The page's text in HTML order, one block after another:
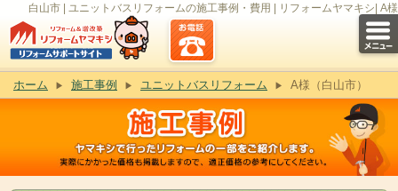
白山市 | ユニットバスリフォームの施工事例・費用 | リフォームヤマキシ| A様
ホーム 施工事例 ユニットバスリフォーム A様（白山市）